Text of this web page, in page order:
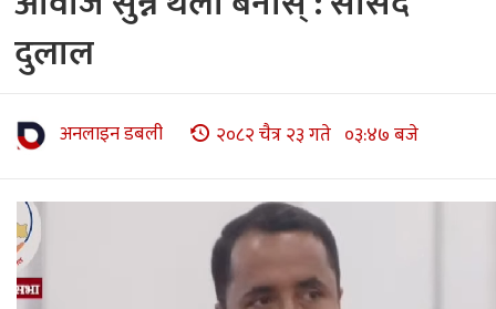
दुलाल
अनलाइन डबली २०८२ चैत्र २३ गते ०३:४७ बजे